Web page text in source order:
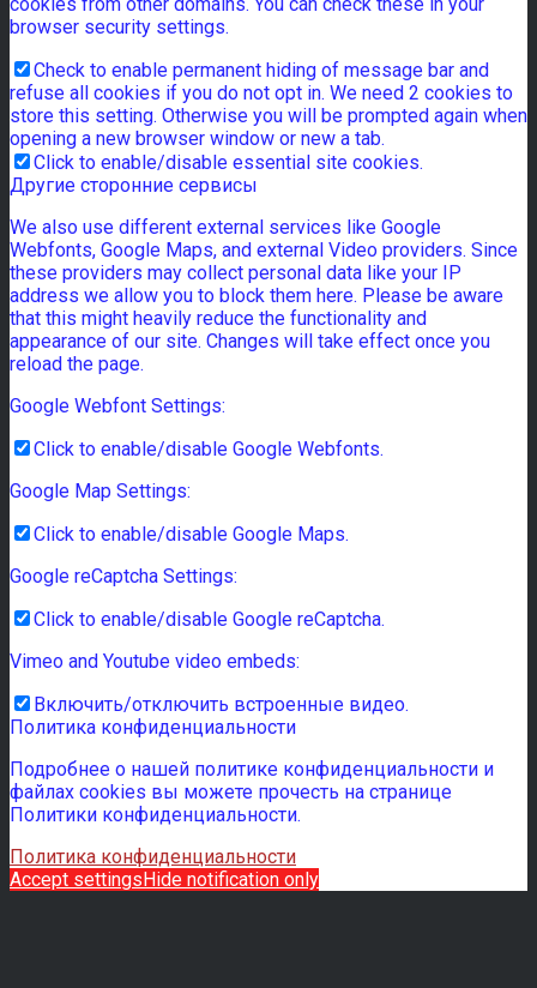
browser security settings.
Check to enable permanent hiding of message bar and
refuse all cookies if you do not opt in. We need 2 cookies to
store this setting. Otherwise you will be prompted again when
opening a new browser window or new a tab.
Click to enable/disable essential site cookies.
Другие сторонние сервисы
We also use different external services like Google
Webfonts, Google Maps, and external Video providers. Since
these providers may collect personal data like your IP
address we allow you to block them here. Please be aware
that this might heavily reduce the functionality and
appearance of our site. Changes will take effect once you
reload the page.
Google Webfont Settings:
Click to enable/disable Google Webfonts.
Google Map Settings:
Click to enable/disable Google Maps.
Google reCaptcha Settings:
Click to enable/disable Google reCaptcha.
Vimeo and Youtube video embeds:
Включить/отключить встроенные видео.
Политика конфиденциальности
Подробнее о нашей политике конфиденциальности и
файлах cookies вы можете прочесть на странице
Политики конфиденциальности.
Политика конфиденциальности
Accept settingsHide notification only